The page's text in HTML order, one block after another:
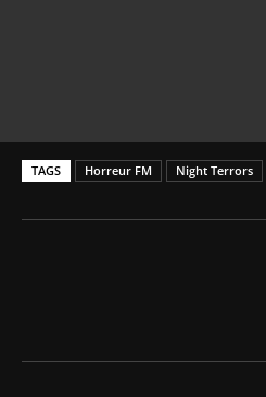
TAGS Horreur FM Night Terrors